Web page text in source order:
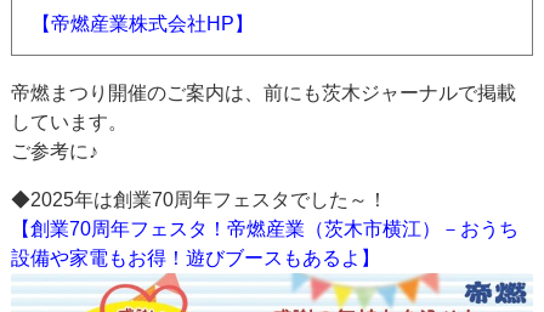
【帝燃産業株式会社HP】
帝燃まつり開催のご案内は、前にも茨木ジャーナルで掲載
しています。
ご参考に♪
◆2025年は創業70周年フェスタでした～！
【創業70周年フェスタ！帝燃産業（茨木市横江）－おうち
設備や家電もお得！遊びブースもあるよ】